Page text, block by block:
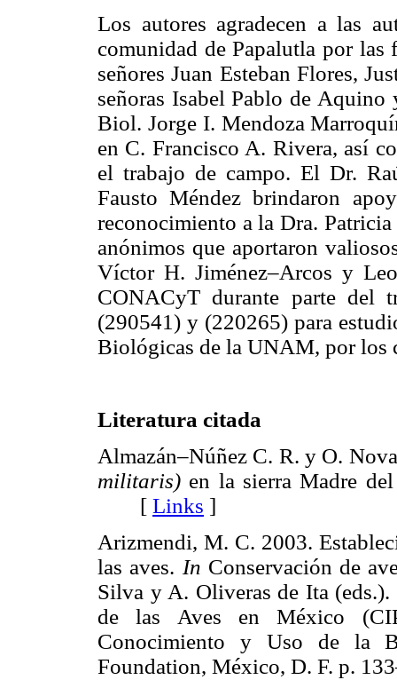
Los autores agradecen a las
comunidad de Papalutla por las
señores Juan Esteban Flores,
señoras Isabel Pablo de
Biol. Jorge I. Mendoza
en C. Francisco A. Rivera, así
el trabajo de campo. El Dr.
Fausto Méndez brindaron
reconocimiento a la Dra.
anónimos que aportaron
Víctor H. Jiménez–Arcos y
CONACyT durante parte del
(290541) y (220265) para
Biológicas de la UNAM, por los
Literatura citada
Almazán–Núñez C. R. y O.
militaris) en la sierra Madre
[ Links ]
Arizmendi, M. C. 2003.
las aves. In Conservación de
Silva y A. Oliveras de Ita
de las Aves en México
Conocimiento y Uso de la
Foundation, México, D. F.